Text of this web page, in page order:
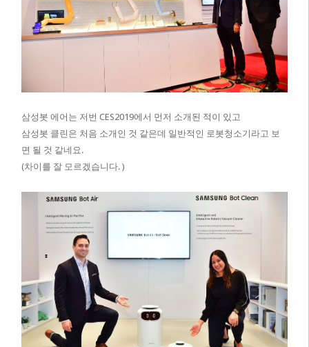
삼성봇 에어는 저번 CES2019에서 먼저 소개된 적이 있고
삼성봇 클린은 처음 소개인 것 같은데 일반적인 로봇청소기라고 보
면 될 것 같네요.
(차이를 잘 모르겠습니다. )